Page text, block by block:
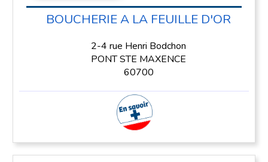
BOUCHERIE A LA FEUILLE D'OR
2-4 rue Henri Bodchon
PONT STE MAXENCE
60700